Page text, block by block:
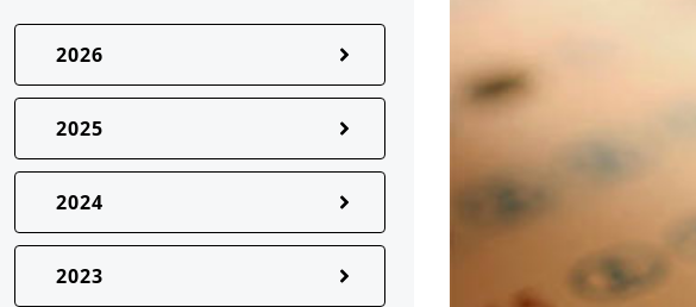
2026
2025
2024
2023